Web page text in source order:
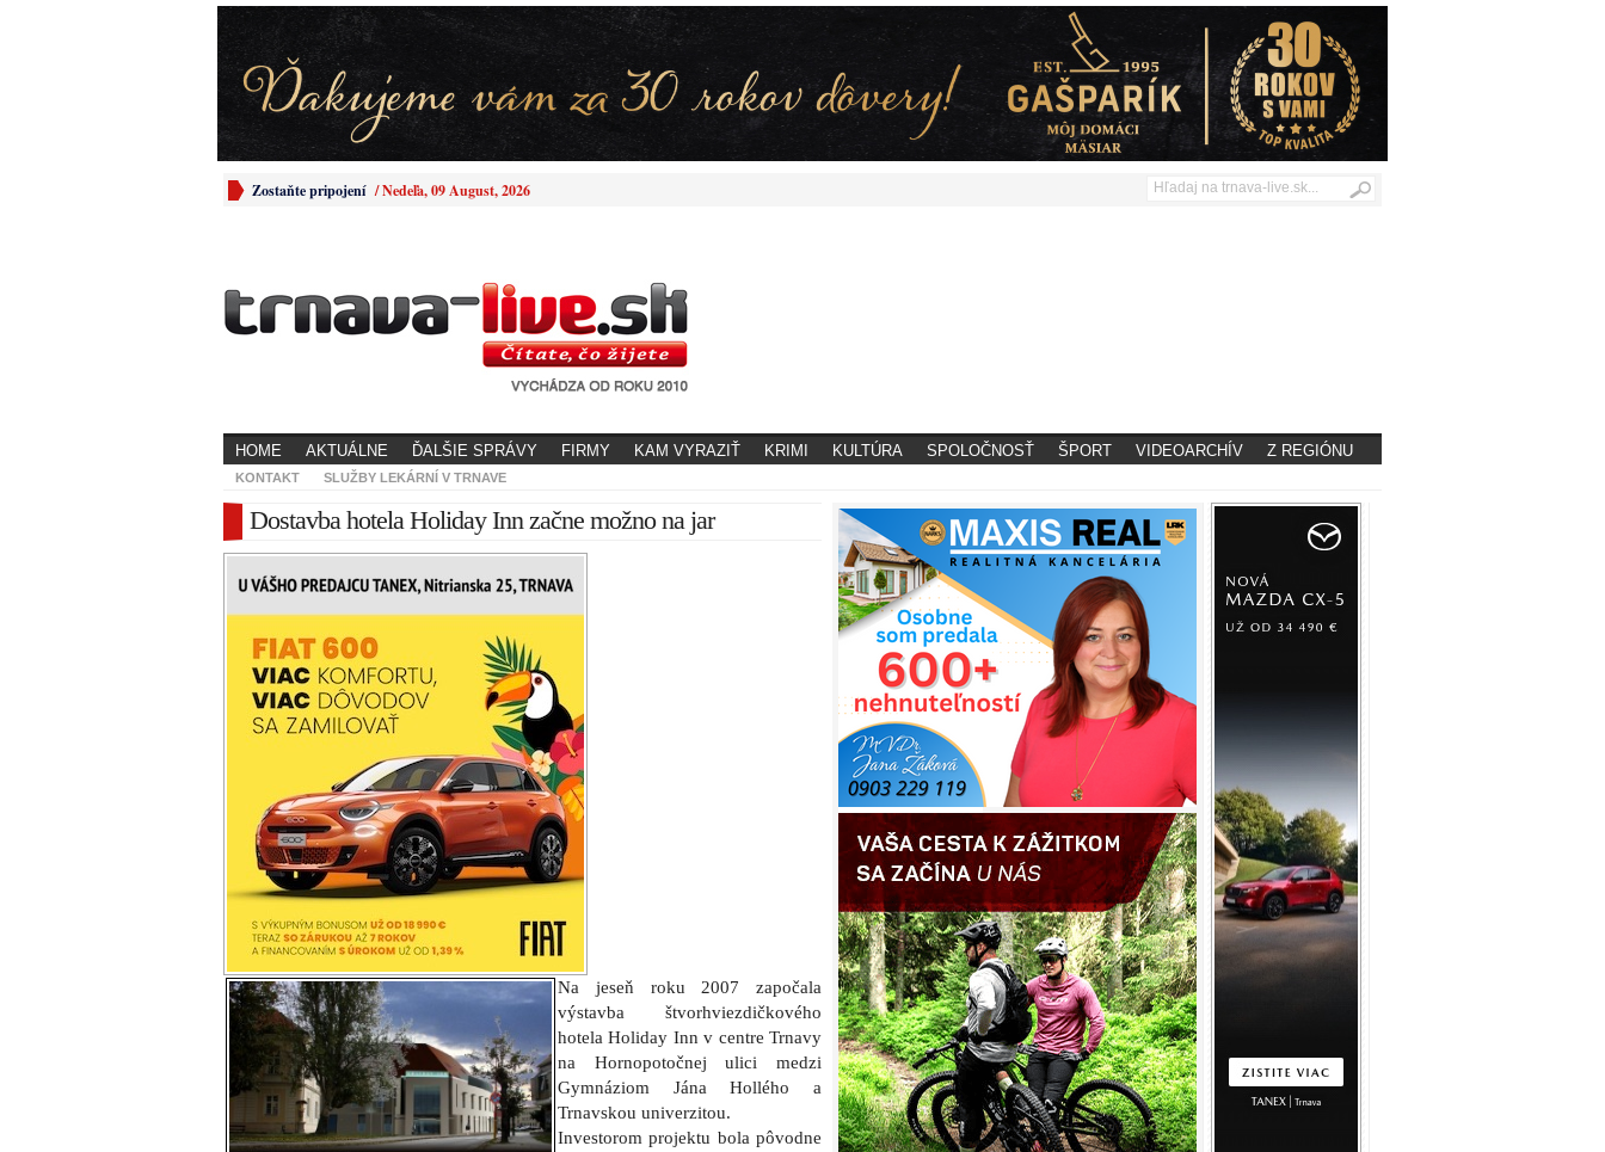
Zostaňte pripojení /Nedeľa, 09 August, 2026
HOME AKTUÁLNE ĎALŠIE SPRÁVY FIRMY KAM VYRAZIŤ KRIMI KULTÚRA SPOLOČNOSŤ ŠPORT VIDEOARCHÍV Z REGIÓNU
KONTAKT SLUŽBY LEKÁRNÍ V TRNAVE
Dostavba hotela Holiday Inn začne možno na jar
Na jeseň roku 2007 započala
výstavba štvorhviezdičkového
hotela Holiday Inn v centre Trnavy
na Hornopotočnej ulici medzi
Gym­náziom Jána Hollého a
Trnavskou univerzitou.
Investorom projektu bola pôvodne